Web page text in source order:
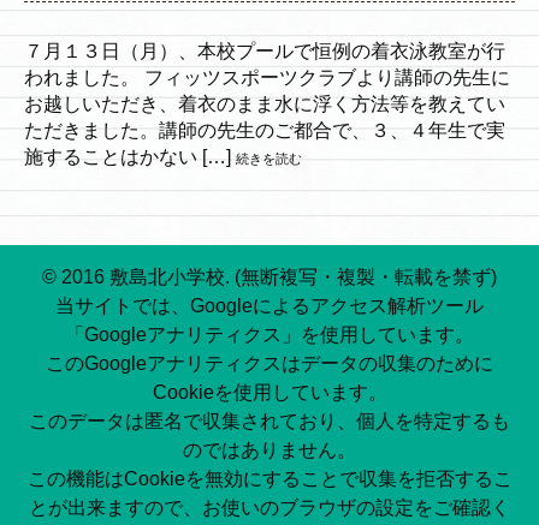
７月１３日（月）、本校プールで恒例の着衣泳教室が行
われました。 フィッツスポーツクラブより講師の先生に
お越しいただき、着衣のまま水に浮く方法等を教えてい
ただきました。講師の先生のご都合で、３、４年生で実
施することはかない […] 続きを読む
© 2016 敷島北小学校. (無断複写・複製・転載を禁ず)
当サイトでは、Googleによるアクセス解析ツール
「Googleアナリティクス」を使用しています。
このGoogleアナリティクスはデータの収集のために
Cookieを使用しています。
このデータは匿名で収集されており、個人を特定するも
のではありません。
この機能はCookieを無効にすることで収集を拒否するこ
とが出来ますので、お使いのブラウザの設定をご確認く